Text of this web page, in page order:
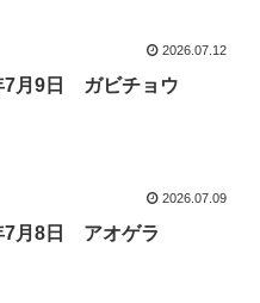
2026.07.12
7月9日 ガビチョウ
2026.07.09
7月8日 アオゲラ